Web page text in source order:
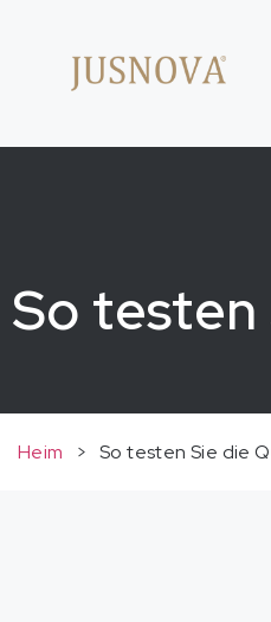
So
Heim > So testen Sie die